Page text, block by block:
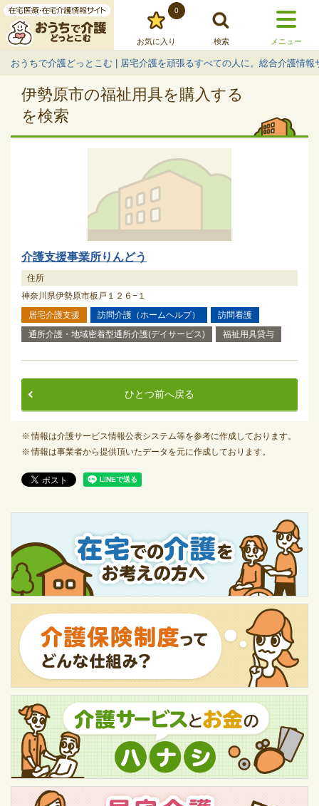
お気に入り
0
検索 メニュー
おうちで介護どっとこむ | 居宅介護を頑張るすべての人に。総合介護情報
伊勢原市の福祉用具を購入する
を検索
介護支援事業所りんどう
住所
神奈川県伊勢原市板戸１２６−１
居宅介護支援
訪問介護（ホームヘルプ）
訪問看護
通所介護・地域密着型通所介護(デイサービス)
福祉用具貸与
ひとつ前へ戻る
情報は介護サービス情報公表システム等を参考に作成しております。
情報は事業者から提供頂いたデータを元に作成しております。